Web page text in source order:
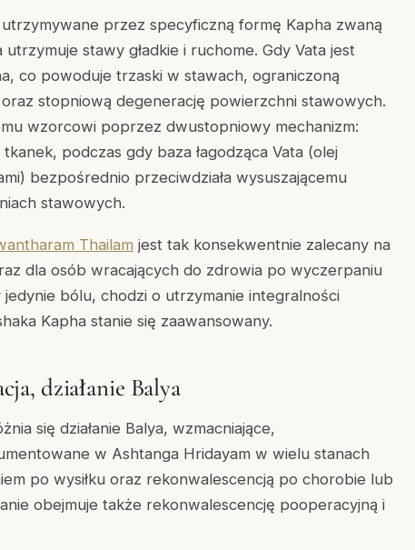
przez specyficzną formę Kapha zwaną
stawy gładkie i ruchome. Gdy Vata jest
co powoduje trzaski w stawach, ograniczoną
stopniową degenerację powierzchni stawowych.
wzorcowi poprzez dwustopniowy mechanizm:
podczas gdy baza łagodząca Vata (olej
bezpośrednio przeciwdziała wysuszającemu
stawowych.
Thailam jest tak konsekwentnie zalecany na
dla osób wracających do zdrowia po wyczerpaniu
bólu, chodzi o utrzymanie integralności
Kapha stanie się zaawansowany.
działanie Balya
się działanie Balya, wzmacniające,
w Ashtanga Hridayam w wielu stanach
po wysiłku oraz rekonwalescencją po chorobie lub
obejmuje także rekonwalescencję pooperacyjną i